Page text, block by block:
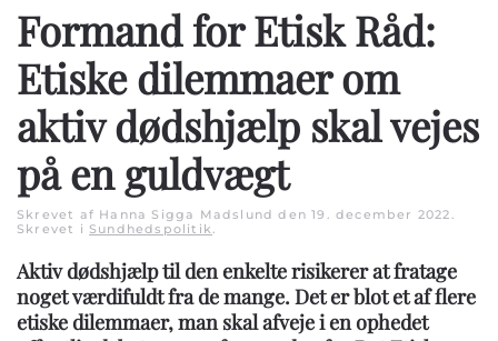
Formand for Etisk Råd:
Etiske dilemmaer om
aktiv dødshjælp skal vejes
på en guldvægt
Skrevet af Hanna Sigga Madslund den19. december 2022
Skrevet i Sundhedspolitik
Aktiv dødshjælp til den enkelte risikerer at fratage
noget værdifuldt fra de mange. Det er blot et af flere
etiske dilemmaer, man skal afveje i en ophedet